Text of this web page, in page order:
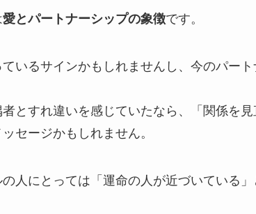
愛とパートナーシップの象徴です。
いるサインかもしれませんし、今のパー
者とすれ違いを感じていたなら、「関係を
セージかもしれません。
人にとっては「運命の人が近づいている